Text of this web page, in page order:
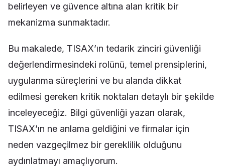
belirleyen ve güvence altına alan kritik bir
mekanizma sunmaktadır.
Bu makalede, TISAX’ın tedarik zinciri güvenliği
değerlendirmesindeki rolünü, temel prensiplerini,
uygulanma süreçlerini ve bu alanda dikkat
edilmesi gereken kritik noktaları detaylı bir şekilde
inceleyeceğiz. Bilgi güvenliği yazarı olarak,
TISAX’ın ne anlama geldiğini ve firmalar için
neden vazgeçilmez bir gereklilik olduğunu
aydınlatmayı amaçlıyorum.